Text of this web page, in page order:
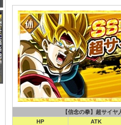
【信念の拳】超サイ
HP
ATK